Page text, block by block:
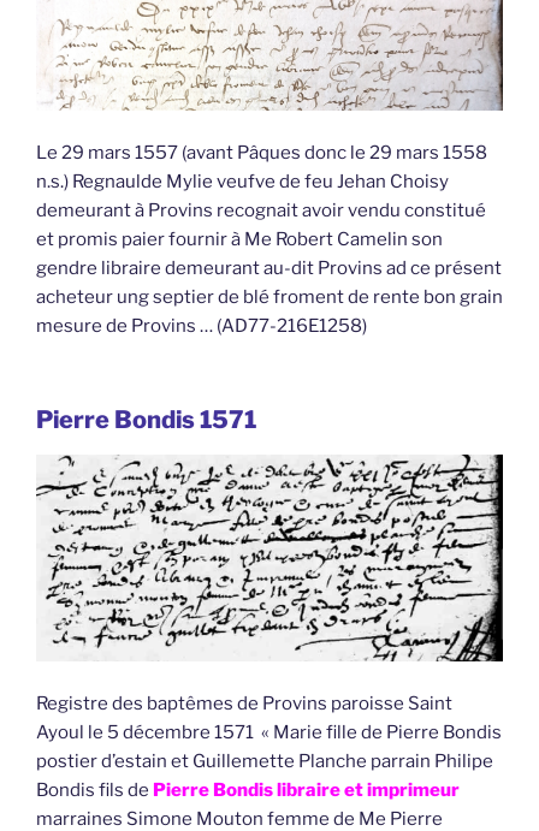
Le 29 mars 1557 (avant Pâques donc le 29 mars 1558
n.s.) Regnaulde Mylie veufve de feu Jehan Choisy
demeurant à Provins recognait avoir vendu constitué
et promis paier fournir à Me Robert Camelin son
gendre libraire demeurant au-dit Provins ad ce présent
acheteur ung septier de blé froment de rente bon grain
mesure de Provins … (AD77-216E1258)
Pierre Bondis 1571
Registre des baptêmes de Provins paroisse Saint
Ayoul le 5 décembre 1571 « Marie fille de Pierre Bondis
postier d’estain et Guillemette Planche parrain Philipe
Bondis fils de Pierre Bondis libraire et imprimeur
marraines Simone Mouton femme de Me Pierre